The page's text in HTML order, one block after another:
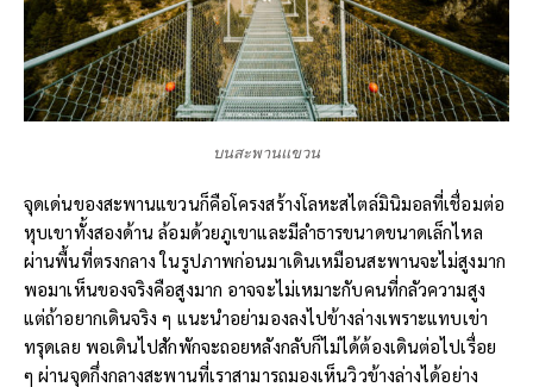
บนสะพานแขวน
จุดเด่นของสะพานแขวนก็คือโครงสร้างโลหะสไตล์มินิมอลที่เชื่อมต่อ
หุบเขาทั้งสองด้าน ล้อมด้วยภูเขาและมีลำธารขนาดขนาดเล็กไหล
ผ่านพื้นที่ตรงกลาง ในรูปภาพก่อนมาเดินเหมือนสะพานจะไม่สูงมาก
พอมาเห็นของจริงคือสูงมาก อาจจะไม่เหมาะกับคนที่กลัวความสูง
แต่ถ้าอยากเดินจริง ๆ แนะนำอย่ามองลงไปข้างล่างเพราะแทบเข่า
ทรุดเลย พอเดินไปสักพักจะถอยหลังกลับก็ไม่ได้ต้องเดินต่อไปเรื่อย
ๆ ผ่านจุดกึ่งกลางสะพานที่เราสามารถมองเห็นวิวข้างล่างได้อย่าง